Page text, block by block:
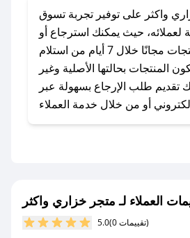
متجر خزاري واكثر؟
وخصومات حصرية، قم بما
يلي:
في تطبيق صحصح.
- تابع حسابنا الرسمي على تويتر وقم بتفعيل زر
واكثر على توفير تجربة تسوق
لعملائه، حيث يمكنك استرجاع أو
استبدال المنتجات مجانًا خلال 7 أيام من استلام
المنتجات بحالتها الأصلية وغير
تقديم طلب الإرجاع بسهولة عبر
العملاء لـ متجر خزاري واكثر
5.0 (0 تقييمات)